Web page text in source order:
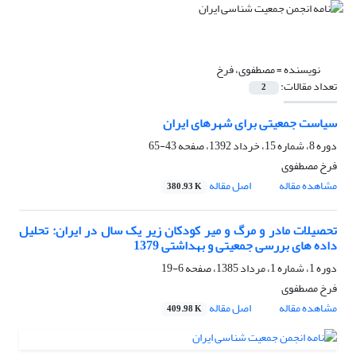
نویسنده =مصطفوی، فرخ
تعداد مقالات: 2
سیاست جمعیتی برای شهرهای ایران
دوره 8، شماره 15، خرداد 1392، صفحه
43-65
فرخ مصطفوی
مشاهده مقاله
اصل مقاله 380.93 K
تحصیلات مادر و مرگ و میر کودکان زیر یک سال در ایران: تحلیل
داده های بررسی جمعیتی و بهداشتی 1379
دوره 1، شماره 1، مرداد 1385، صفحه
6-19
فرخ مصطفوی
مشاهده مقاله
اصل مقاله 409.98 K